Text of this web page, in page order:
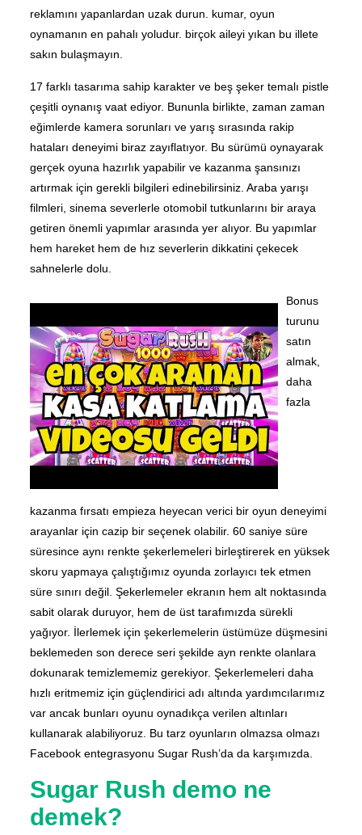
reklamını yapanlardan uzak durun. kumar, oyun
oynamanın en pahalı yoludur. birçok aileyi yıkan bu illete
sakın bulaşmayın.
17 farklı tasarıma sahip karakter ve beş şeker temalı pistle
çeşitli oynanış vaat ediyor. Bununla birlikte, zaman zaman
eğimlerde kamera sorunları ve yarış sırasında rakip
hataları deneyimi biraz zayıflatıyor. Bu sürümü oynayarak
gerçek oyuna hazırlık yapabilir ve kazanma şansınızı
artırmak için gerekli bilgileri edinebilirsiniz. Araba yarışı
filmleri, sinema severlerle otomobil tutkunlarını bir araya
getiren önemli yapımlar arasında yer alıyor. Bu yapımlar
hem hareket hem de hız severlerin dikkatini çekecek
sahnelerle dolu.
Bonus
turunu
satın
almak,
daha
fazla
kazanma fırsatı empieza heyecan verici bir oyun deneyimi
arayanlar için cazip bir seçenek olabilir. 60 saniye süre
süresince aynı renkte şekerlemeleri birleştirerek en yüksek
skoru yapmaya çalıştığımız oyunda zorlayıcı tek etmen
süre sınırı değil. Şekerlemeler ekranın hem alt noktasında
sabit olarak duruyor, hem de üst tarafımızda sürekli
yağıyor. İlerlemek için şekerlemelerin üstümüze düşmesini
beklemeden son derece seri şekilde ayn renkte olanlara
dokunarak temizlememiz gerekiyor. Şekerlemeleri daha
hızlı eritmemiz için güçlendirici adı altında yardımcılarımız
var ancak bunları oyunu oynadıkça verilen altınları
kullanarak alabiliyoruz. Bu tarz oyunların olmazsa olmazı
Facebook entegrasyonu Sugar Rush’da da karşımızda.
Sugar Rush demo ne
demek?